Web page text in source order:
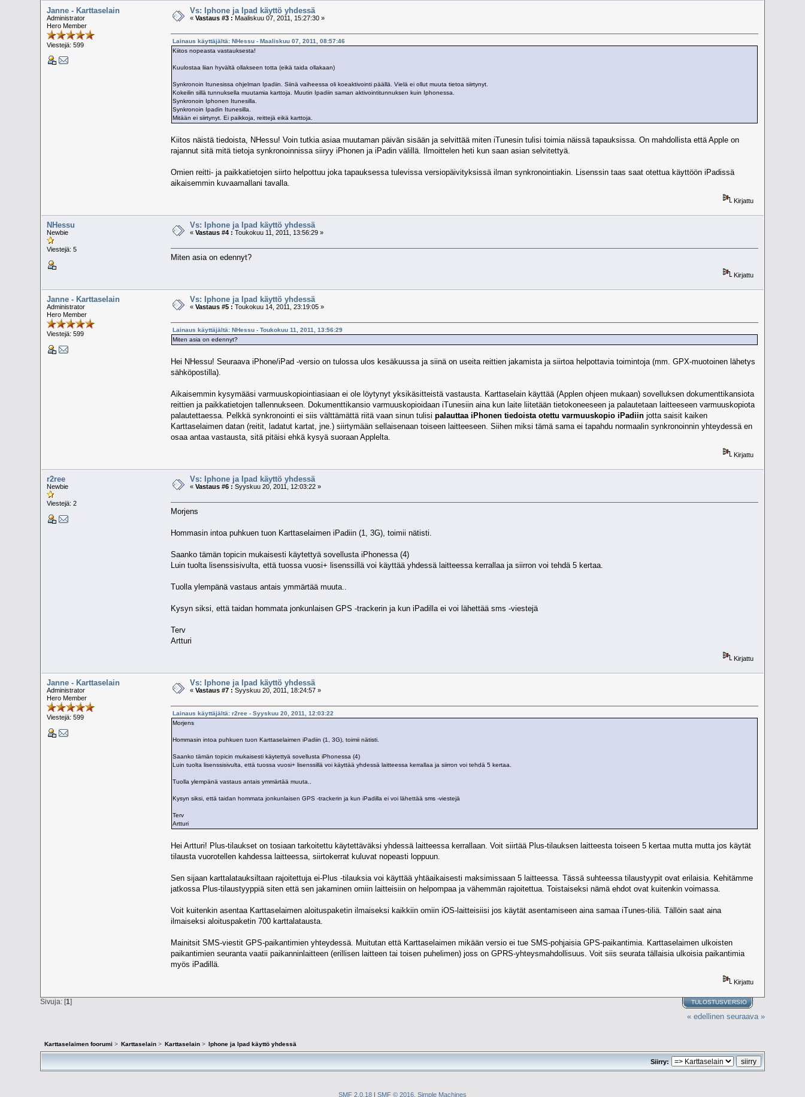
Janne - Karttaselain
Administrator
Hero Member
Viestejä: 599
Vs: Iphone ja Ipad käyttö yhdessä
«Vastaus #3 : Maaliskuu 07, 2011, 15:27:30 »
Lainaus käyttäjältä: NHessu - Maaliskuu 07, 2011, 08:57:46
Kiitos nopeasta vastauksesta!
Kuulostaa liian hyvältä ollakseen totta (eikä taida ollakaan)
Synkronoin Itunesissa ohjelman Ipadiin. Siinä vaiheessa oli koeaktivointi päällä. Vielä ei ollut muuta tietoa siirtynyt.
Kokeilin sillä tunnuksella muutamia karttoja. Muutin Ipadiin saman aktivointitunnuksen kuin Iphonessa.
Synkronoin Iphonen Itunesilla.
Synkronoin Ipadin Itunesilla.
Mitään ei siirtynyt. Ei paikkoja, reittejä eikä karttoja.
Kiitos näistä tiedoista, NHessu! Voin tutkia asiaa muutaman päivän sisään ja selvittää miten iTunesin tulisi toimia näissä tapauksissa. On mahdollista että Apple on
rajannut sitä mitä tietoja synkronoinnissa siiryy iPhonen ja iPadin välillä. Ilmoittelen heti kun saan asian selvitettyä.
Omien reitti- ja paikkatietojen siirto helpottuu joka tapauksessa tulevissa versiopäivityksissä ilman synkronointiakin. Lisenssin taas saat otettua käyttöön iPadissä
aikaisemmin kuvaamallani tavalla.
Kirjattu
NHessu
Newbie
Viestejä: 5
Vs: Iphone ja Ipad käyttö yhdessä
«Vastaus #4 : Toukokuu 11, 2011, 13:56:29 »
Miten asia on edennyt?
Kirjattu
Janne - Karttaselain
Administrator
Hero Member
Viestejä: 599
Vs: Iphone ja Ipad käyttö yhdessä
«Vastaus #5 : Toukokuu 14, 2011, 23:19:05 »
Lainaus käyttäjältä: NHessu - Toukokuu 11, 2011, 13:56:29
Miten asia on edennyt?
Hei NHessu! Seuraava iPhone/iPad -versio on tulossa ulos kesäkuussa ja siinä on useita reittien jakamista ja siirtoa helpottavia toimintoja (mm. GPX-muotoinen lähetys
sähköpostilla).
Aikaisemmin kysymääsi varmuuskopiointiasiaan ei ole löytynyt yksikäsitteistä vastausta. Karttaselain käyttää (Applen ohjeen mukaan) sovelluksen dokumenttikansiota
reittien ja paikkatietojen tallennukseen. Dokumenttikansio varmuuskopioidaan iTunesiin aina kun laite liitetään tietokoneeseen ja palautetaan laitteeseen varmuuskopiota
palautettaessa. Pelkkä synkronointi ei siis välttämättä riitä vaan sinun tulisi palauttaa iPhonen tiedoista otettu varmuuskopio iPadiinjotta saisit kaiken
Karttaselaimen datan (reitit, ladatut kartat, jne.) siirtymään sellaisenaan toiseen laitteeseen. Siihen miksi tämä sama ei tapahdu normaalin synkronoinnin yhteydessä en
osaa antaa vastausta, sitä pitäisi ehkä kysyä suoraan Applelta.
Kirjattu
r2ree
Newbie
Viestejä: 2
Vs: Iphone ja Ipad käyttö yhdessä
«Vastaus #6 : Syyskuu 20, 2011, 12:03:22 »
Morjens
Hommasin intoa puhkuen tuon Karttaselaimen iPadiin (1, 3G), toimii nätisti.
Saanko tämän topicin mukaisesti käytettyä sovellusta iPhonessa (4)
Luin tuolta lisenssisivulta, että tuossa vuosi+ lisenssillä voi käyttää yhdessä laitteessa kerrallaa ja siirron voi tehdä 5 kertaa.
Tuolla ylempänä vastaus antais ymmärtää muuta..
Kysyn siksi, että taidan hommata jonkunlaisen GPS -trackerin ja kun iPadilla ei voi lähettää sms -viestejä
Terv
Artturi
Kirjattu
Janne - Karttaselain
Administrator
Hero Member
Viestejä: 599
Vs: Iphone ja Ipad käyttö yhdessä
«Vastaus #7 : Syyskuu 20, 2011, 18:24:57 »
Lainaus käyttäjältä: r2ree - Syyskuu 20, 2011, 12:03:22
Morjens
Hommasin intoa puhkuen tuon Karttaselaimen iPadiin (1, 3G), toimii nätisti.
Saanko tämän topicin mukaisesti käytettyä sovellusta iPhonessa (4)
Luin tuolta lisenssisivulta, että tuossa vuosi+ lisenssillä voi käyttää yhdessä laitteessa kerrallaa ja siirron voi tehdä 5 kertaa.
Tuolla ylempänä vastaus antais ymmärtää muuta..
Kysyn siksi, että taidan hommata jonkunlaisen GPS -trackerin ja kun iPadilla ei voi lähettää sms -viestejä
Terv
Artturi
Hei Artturi! Plus-tilaukset on tosiaan tarkoitettu käytettäväksi yhdessä laitteessa kerrallaan. Voit siirtää Plus-tilauksen laitteesta toiseen 5 kertaa mutta mutta jos käytät
tilausta vuorotellen kahdessa laitteessa, siirtokerrat kuluvat nopeasti loppuun.
Sen sijaan karttalatauksiltaan rajoitettuja ei-Plus -tilauksia voi käyttää yhtäaikaisesti maksimissaan 5 laitteessa. Tässä suhteessa tilaustyypit ovat erilaisia. Kehitämme
jatkossa Plus-tilaustyyppiä siten että sen jakaminen omiin laitteisiin on helpompaa ja vähemmän rajoitettua. Toistaiseksi nämä ehdot ovat kuitenkin voimassa.
Voit kuitenkin asentaa Karttaselaimen aloituspaketin ilmaiseksi kaikkiin omiin iOS-laitteisiisi jos käytät asentamiseen aina samaa iTunes-tiliä. Tällöin saat aina
ilmaiseksi aloituspaketin 700 karttalatausta.
Mainitsit SMS-viestit GPS-paikantimien yhteydessä. Muitutan että Karttaselaimen mikään versio ei tue SMS-pohjaisia GPS-paikantimia. Karttaselaimen ulkoisten
paikantimien seuranta vaatii paikanninlaitteen (erillisen laitteen tai toisen puhelimen) joss on GPRS-yhteysmahdollisuus. Voit siis seurata tällaisia ulkoisia paikantimia
myös iPadillä.
Kirjattu
TULOSTUSVERSIO
Sivuja: [1]
« edellinen seuraava »
Karttaselaimen foorumi > Karttaselain> Karttaselain> Iphone ja Ipad käyttö yhdessä
Siirry:
SMF 2.0.18 | SMF © 2016 Simple Machines